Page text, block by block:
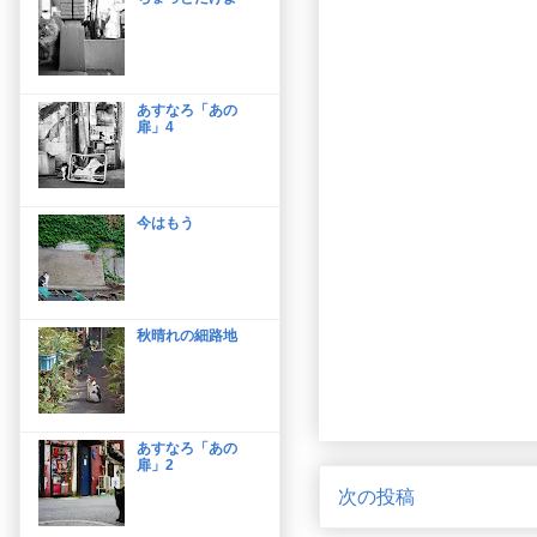
次の投稿
あすなろ「あの
扉」4
今はもう
秋晴れの細路地
あすなろ「あの
扉」2